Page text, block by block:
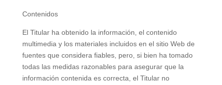
Contenidos
El Titular ha obtenido la información, el contenido
multimedia y los materiales incluidos en el sitio Web de
fuentes que considera fiables, pero, si bien ha tomado
todas las medidas razonables para asegurar que la
información contenida es correcta, el Titular no